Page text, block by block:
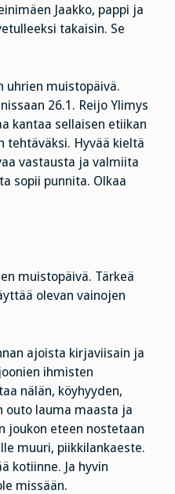
Jaakko, pappi ja
takaisin. Se
uhrien muistopäivä.
26.1. Reijo Ylimys
kantaa sellaisen etiikan
tehtäväksi. Hyvää kieltä
vastausta ja valmiita
sopii punnita. Olkaa
muistopäivä. Tärkeä
olevan vainojen
ajoista kirjaviisain ja
ihmisten
nälän, köyhyyden,
outo lauma maasta ja
joukon eteen nostetaan
muuri, piikkilankaeste.
kotiinne. Ja hyvin
missään.